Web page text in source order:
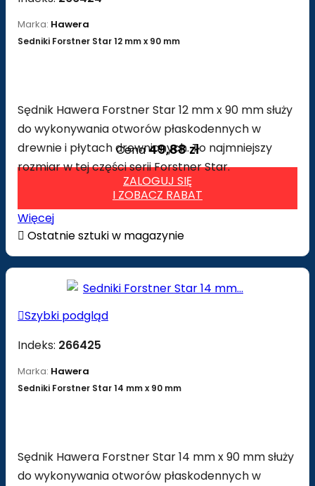
Marka: Hawera
Sedniki Forstner Star 12 mm x 90 mm
Sędnik Hawera Forstner Star 12 mm x 90 mm służy
do wykonywania otworów płaskodennych w
drewnie i płytach drewnianych. To najmniejszy
rozmiar w tej części serii Forstner Star.
Cena49,88 zł
ZALOGUJ SIĘ
I ZOBACZ RABAT
Więcej
 Ostatnie sztuki w magazynie
Szybki podgląd
Indeks: 266425
Marka: Hawera
Sedniki Forstner Star 14 mm x 90 mm
Sędnik Hawera Forstner Star 14 mm x 90 mm służy
do wykonywania otworów płaskodennych w